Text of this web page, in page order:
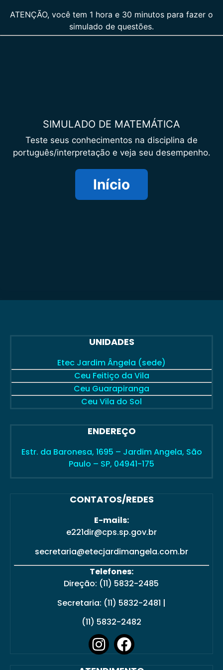
ATENÇÃO, você tem 1 hora e 30 minutos para fazer o
simulado de questões.
SIMULADO DE MATEMÁTICA
Teste seus conhecimentos na disciplina de
português/interpretação e veja seu desempenho.
UNIDADES
Etec Jardim Ângela (sede)
Ceu Feitiço da Vila
Ceu Guarapiranga
Ceu Vila do Sol
ENDEREÇO
Estr. da Baronesa, 1695 – Jardim Angela, São
Paulo – SP, 04941-175
CONTATOS/REDES
E-mails:
e221dir@cps.sp.gov.br
secretaria@etecjardimangela.com.br
Telefones:
Direção: (11) 5832-2485
Secretaria: (11) 5832-2481 |
(11) 5832-2482